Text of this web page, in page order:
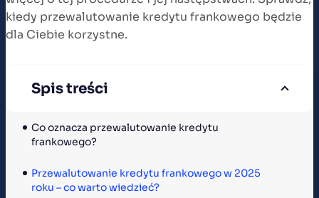
kiedy przewalutowanie kredytu frankowego będzie
dla Ciebie korzystne.
Spis treści
Co oznacza przewalutowanie kredytu
frankowego?
Przewalutowanie kredytu frankowego w 2025
roku – co warto wiedzieć?